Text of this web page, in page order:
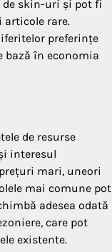
de skin-uri și pot fi
articole rare.
preferințe
bază în economia
de resurse
interesul
mari, uneori
mai comune pot
adesea odată
care pot
existente.